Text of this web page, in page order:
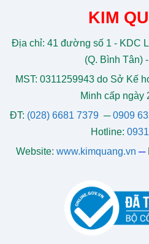
KIM
Địa chỉ: 41 đường số 1 - KDC
(Q. Bình Tân)
MST: 0311259943 do Sở Kế
Minh cấp ngày
ĐT: (028) 6681 7379 ─0909
Hotline:
Website: www.kimquang.vn ─